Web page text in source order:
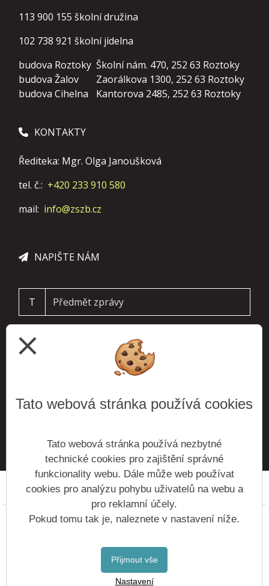
113 900 155 školní družina
102 738 921 školní jídelna
budova Roztoky Školní nám. 470, 252 63 Roztoky
budova Žalov
Zaorálkova 1300, 252 63 Roztoky
budova Cihelna
Kantorova 2485, 252 63 Roztoky
KONTAKTY
Řediteka: Mgr. Olga Janoušková
tel. č.: +420 233 910 580
mail: info@zszb.cz
NAPIŠTE NÁM
T
ODESLAT
Prohlášení o přístupnosti Mapa webu Cookies
Copyright © 2016 - 2026 Základní škola Roztoky &
Postaveno ve službě
VlastníŠkolníWeb.cz
| Na redakčním
close
Tato webová stránka používá cookies
Tato webová stránka používá nezbytné
technické cookies pro zajištění správné
funkcionality webu. Dále může web používat
cookies pro analýzu pohybu uživatelů na webu a
pro reklamní účely.
Pokud tomu tak je, naleznete v nastavení níže.
Přijmout vše
Nastavení